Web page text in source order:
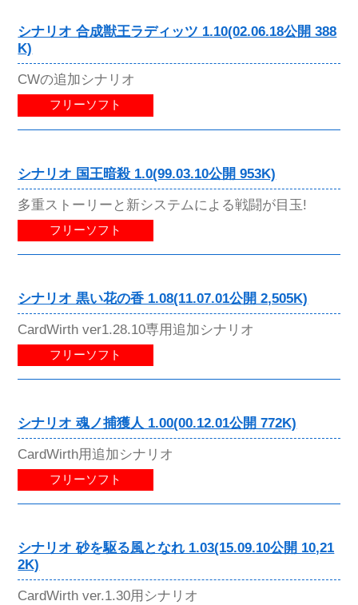
シナリオ 合成獣王ラディッツ 1.10(02.06.18公開 388
K)
CWの追加シナリオ
フリーソフト
シナリオ 国王暗殺 1.0(99.03.10公開 953K)
多重ストーリーと新システムによる戦闘が目玉!
フリーソフト
シナリオ 黒い花の香 1.08(11.07.01公開 2,505K)
CardWirth ver1.28.10専用追加シナリオ
フリーソフト
シナリオ 魂ノ捕獲人 1.00(00.12.01公開 772K)
CardWirth用追加シナリオ
フリーソフト
シナリオ 砂を駆る風となれ 1.03(15.09.10公開 10,21
2K)
CardWirth ver.1.30用シナリオ